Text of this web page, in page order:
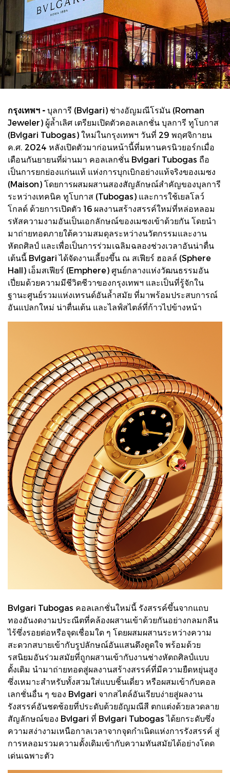
กรุงเทพฯ - บุลการี (Bvlgari) ช่างอัญมณีโรมัน (Roman
Jeweler) ผู้ล้ำเลิศ เตรียมเปิดตัวคอลเลกชั่น บุลการี ทูโบกาส
(Bvlgari Tubogas) ใหม่ในกรุงเทพฯ วันที่ 29 พฤศจิกายน
ค.ศ. 2024 หลังเปิดตัวมาก่อนหน้านี้ที่มหานครนิวยอร์กเมื่อ
เดือนกันยายนที่ผ่านมา คอลเลกชั่น Bvlgari Tubogas ถือ
เป็นการยกย่องแก่นแท้ แห่งการบุกเบิกอย่างแท้จริงของเมซง
(Maison) โดยการผสมผสานสองสัญลักษณ์สำคัญของบุลการี
ระหว่างเทคนิค ทูโบกาส (Tubogas) และการใช้เยลโลว์
โกลด์ ด้วยการเปิดตัว 16 ผลงานสร้างสรรค์ใหม่ที่หล่อหลอม
รหัสความงามอันเป็นเอกลักษณ์ของเมซงเข้าด้วยกัน โดยนำ
มาถ่ายทอดภายใต้ความสมดุลระหว่างนวัตกรรมและงาน
หัตถศิลป์ และเพื่อเป็นการร่วมเฉลิมฉลองช่วงเวลาอันน่าตื่น
เต้นนี้ Bvlgari ได้จัดงานเลี้ยงขึ้น ณ สเฟียร์ ฮอลล์ (Sphere
Hall) เอ็มสเฟียร์ (Emphere) ศูนย์กลางแห่งวัฒนธรรมอัน
เปี่ยมด้วยความมีชีวิตชีวาของกรุงเทพฯ และเป็นที่รู้จักใน
ฐานะศูนย์รวมแห่งเทรนด์อันล้ำสมัย ที่มาพร้อมประสบการณ์
อันแปลกใหม่ น่าตื่นเต้น และไลฟ์สไตล์ที่ก้าวไปข้างหน้า
Bvlgari Tubogas คอลเลกชั่นใหม่นี้ รังสรรค์ขึ้นจากแถบ
ทองอันงดงามประณีตที่คล้องผสานเข้าด้วยกันอย่างกลมกลืน
ไร้ซึ่งรอยต่อหรือจุดเชื่อมใด ๆ โดยผสมผสานระหว่างความ
สะดวกสบายเข้ากับรูปลักษณ์อันแสนดึงดูดใจ พร้อมด้วย
รสนิยมอันร่วมสมัยที่ถูกผสานเข้ากับงานช่างหัตถศิลป์แบบ
ดั้งเดิม นำมาถ่ายทอดสู่ผลงานสร้างสรรค์ที่มีความยืดหยุ่นสูง
ซึ่งเหมาะสำหรับทั้งสวมใส่แบบชิ้นเดี่ยว หรือผสมเข้ากับคอล
เลกชั่นอื่น ๆ ของ Bvlgari จากสไตล์อันเรียบง่ายสู่ผลงาน
รังสรรค์อันชดช้อยที่ประดับด้วยอัญมณีสี ตกแต่งด้วยลวดลาย
สัญลักษณ์ของ Bvlgari ที่ Bvlgari Tubogas ได้ยกระดับซึ่ง
ความสง่างามเหนือกาลเวลาจากจุดกำเนิดแห่งการรังสรรค์ สู่
การหลอมรวมความดั้งเดิมเข้ากับความทันสมัยได้อย่างโดด
เด่นเฉพาะตัว